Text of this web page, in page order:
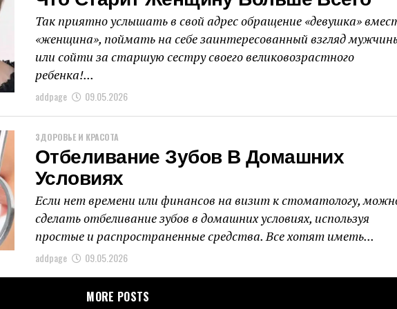
Так приятно услышать в свой адрес обращение «девушка»
«женщина», поймать на себе заинтересованный взгляд
или сойти за старшую сестру своего великовозрастного
ребенка!...
addpage 09.05.2026
ЗДОРОВЬЕ И КРАСОТА
Отбеливание Зубов В Домашних
Условиях
Если нет времени или финансов на визит к стоматологу,
сделать отбеливание зубов в домашних условиях, используя
простые и распространенные средства. Все хотят иметь...
addpage 09.05.2026
MORE POSTS